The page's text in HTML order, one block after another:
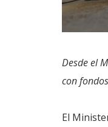
Desde el
con
El